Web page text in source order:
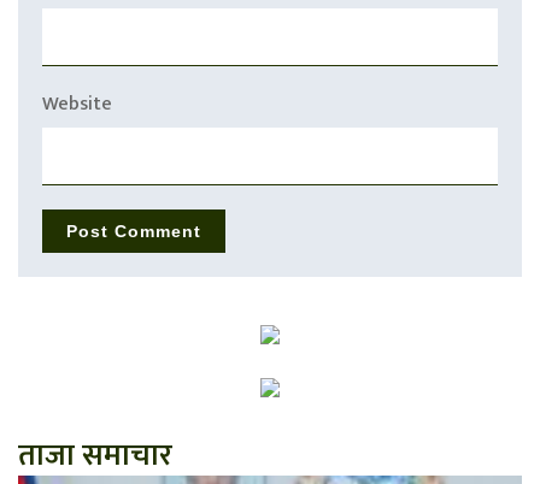
Website
ताजा समाचार